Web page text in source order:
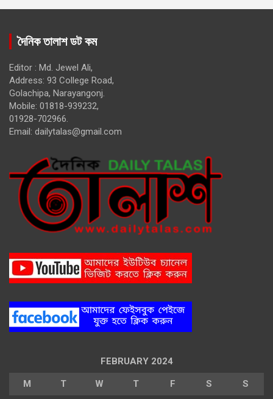
দৈনিক তালাশ ডট কম
Editor : Md. Jewel Ali,
Address: 93 College Road,
Golachipa, Narayangonj.
Mobile: 01818-939232,
01928-702966.
Email: dailytalas@gmail.com
FEBRUARY 2024
M T W T F S S